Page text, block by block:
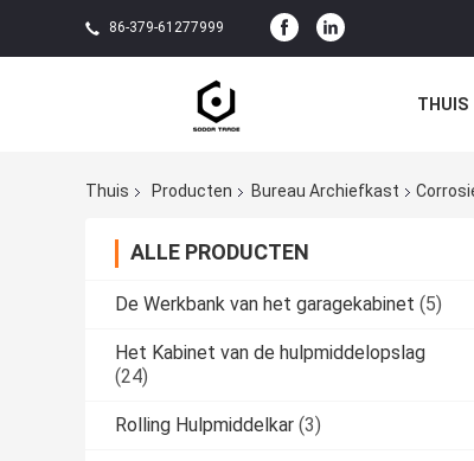
86-379-61277999
THUIS
Thuis Producten Bureau Archiefkast
ALLE PRODUCTEN
De Werkbank van het garagekabinet (5)
Het Kabinet van de hulpmiddelopslag
(24)
Rolling Hulpmiddelkar (3)